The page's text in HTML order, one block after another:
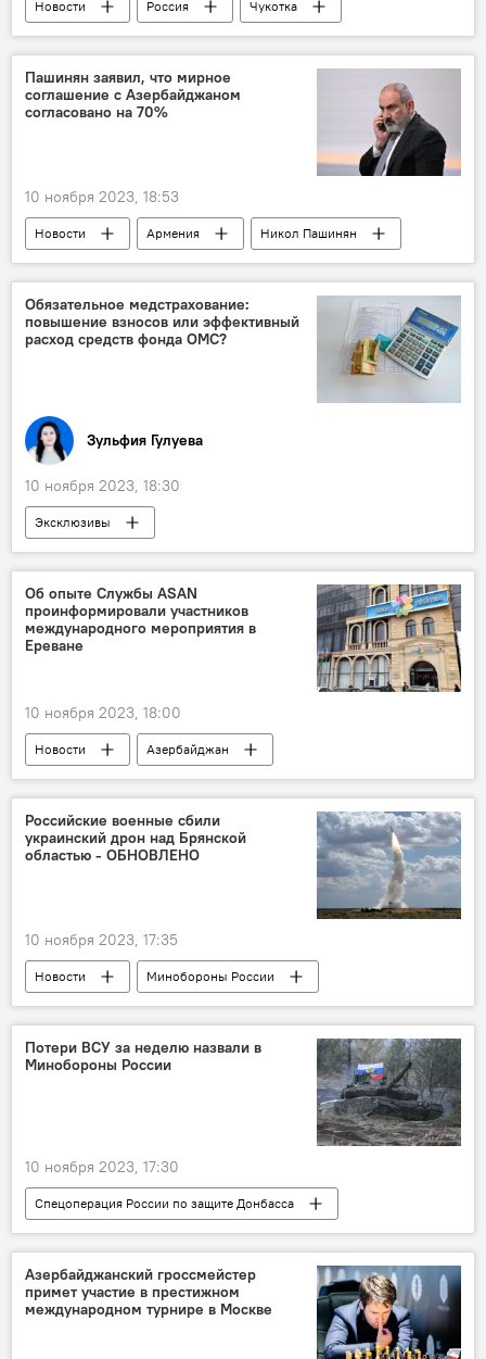
Новости Россия
Чукотка
самолет Ан-2
исчезновение
МЧС
Пашинян заявил, что мирное
соглашение с Азербайджаном
согласовано на 70%
10 ноября 2023, 18:53
Новости Армения
Никол Пашинян
Азербайджан
мирный договор
Согласование
Территориальная целостность
Обязательное медстрахование:
повышение взносов или эффективный
расход средств фонда ОМС?
Зульфия Гулуева
10 ноября 2023, 18:30
Эксклюзивы
Государственное агентство по обязательному медицинскому страхованию
Азербайджан
взносы
Медицинские услуги
Качество
Фонд ОМС
Об опыте Службы ASAN
проинформировали участников
международного мероприятия в
Ереване
10 ноября 2023, 18:00
Новости
Азербайджан
Служба ASAN
Опыт
Армения
ООН
международное мероприятие
Информация
Южный Кавказ
Государственное агентство по оказанию услугам гражданам и социальным инновациям при Президенте АР
Российские военные сбили
украинский дрон над Брянской
областью - ОБНОВЛЕНО
10 ноября 2023, 17:35
Новости
Минобороны России
Крым
Тула БПЛА
ВСУ
перехват
Уничтожение беспилотника
Потери ВСУ за неделю назвали в
Минобороны России
10 ноября 2023, 17:30
Спецоперация России по защите Донбасса
Минобороны России
СВО
ВСУ
Потери
Живая сила
Военная техника
БПЛА Танки
Азербайджанский гроссмейстер
примет участие в престижном
международном турнире в Москве